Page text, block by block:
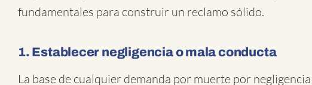
fundamentales para construir un reclamo sólido.
1. Establecer negligencia o mala conducta
La base de cualquier demanda por muerte por